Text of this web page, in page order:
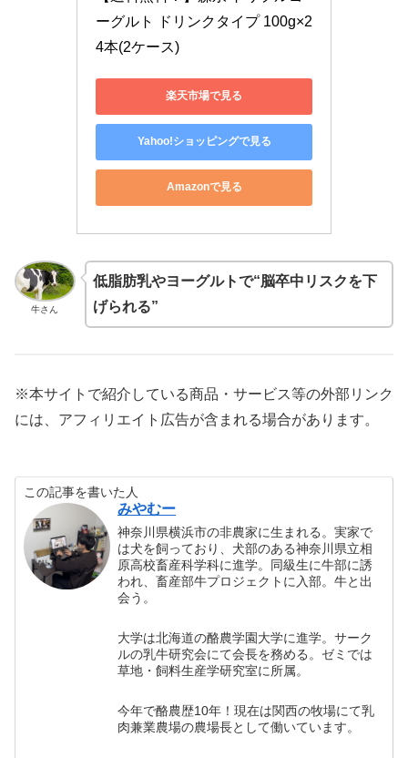
ーグルト ドリンクタイプ 100g×2
4本(2ケース)
楽天市場で見る
Yahoo!ショッピングで見る
Amazonで見る
牛さん
低脂肪乳やヨーグルトで“脳卒中リスクを下
げられる”
※本サイトで紹介している商品・サービス等の外部リンク
には、アフィリエイト広告が含まれる場合があります。
この記事を書いた人
みやむー
神奈川県横浜市の非農家に生まれる。実家で
は犬を飼っており、犬部のある神奈川県立相
原高校畜産科学科に進学。同級生に牛部に誘
われ、畜産部牛プロジェクトに入部。牛と出
会う。
大学は北海道の酪農学園大学に進学。サーク
ルの乳牛研究会にて会長を務める。ゼミでは
草地・飼料生産学研究室に所属。
今年で酪農歴10年！現在は関西の牧場にて乳
肉兼業農場の農場長として働いています。